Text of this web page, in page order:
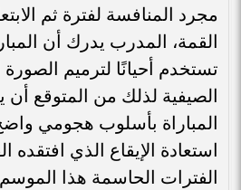
مجرد المنافسة لفترة ثم
القمة، المدرب يدرك أن
تستخدم أحيانًا لترميم الصورة
الصيفية لذلك من المتوقع أن
المباراة بأسلوب هجومي
استعادة الإيقاع الذي
الفترات الحاسمة هذا